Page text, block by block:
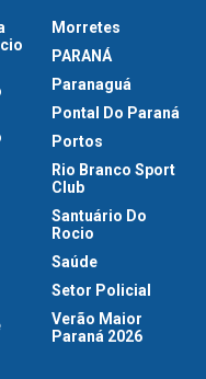
Morretes
PARANÁ
Paranaguá
Pontal Do Paraná
Portos
Rio Branco Sport
Club
Santuário Do
Rocio
Saúde
Setor Policial
Verão Maior
Paraná 2026